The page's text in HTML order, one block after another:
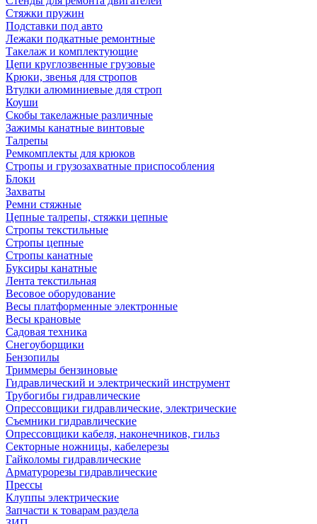
Стяжки пружин
Подставки под авто
Лежаки подкатные ремонтные
Такелаж и комплектующие
Цепи круглозвенные грузовые
Крюки, звенья для стропов
Втулки алюминиевые для строп
Коуши
Скобы такелажные различные
Зажимы канатные винтовые
Талрепы
Ремкомплекты для крюков
Стропы и грузозахватные приспособления
Блоки
Захваты
Ремни стяжные
Цепные талрепы, стяжки цепные
Стропы текстильные
Стропы цепные
Стропы канатные
Буксиры канатные
Лента текстильная
Весовое оборудование
Весы платформенные электронные
Весы крановые
Садовая техника
Снегоуборщики
Бензопилы
Триммеры бензиновые
Гидравлический и электрический инструмент
Трубогибы гидравлические
Опрессовщики гидравлические, электрические
Съемники гидравлические
Опрессовщики кабеля, наконечников, гильз
Секторные ножницы, кабелерезы
Гайколомы гидравлические
Арматурорезы гидравлические
Прессы
Клуппы электрические
Запчасти к товарам раздела